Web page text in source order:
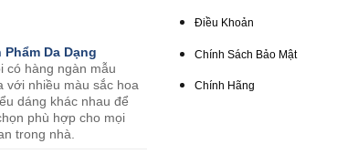
Phẩm Da Dạng
có hàng ngàn mẫu
với nhiều màu sắc hoa
dáng khác nhau để
phù hợp cho mọi
trong nhà.
Điều Khoản
Chính Sách Bảo Mật
Chính Hãng